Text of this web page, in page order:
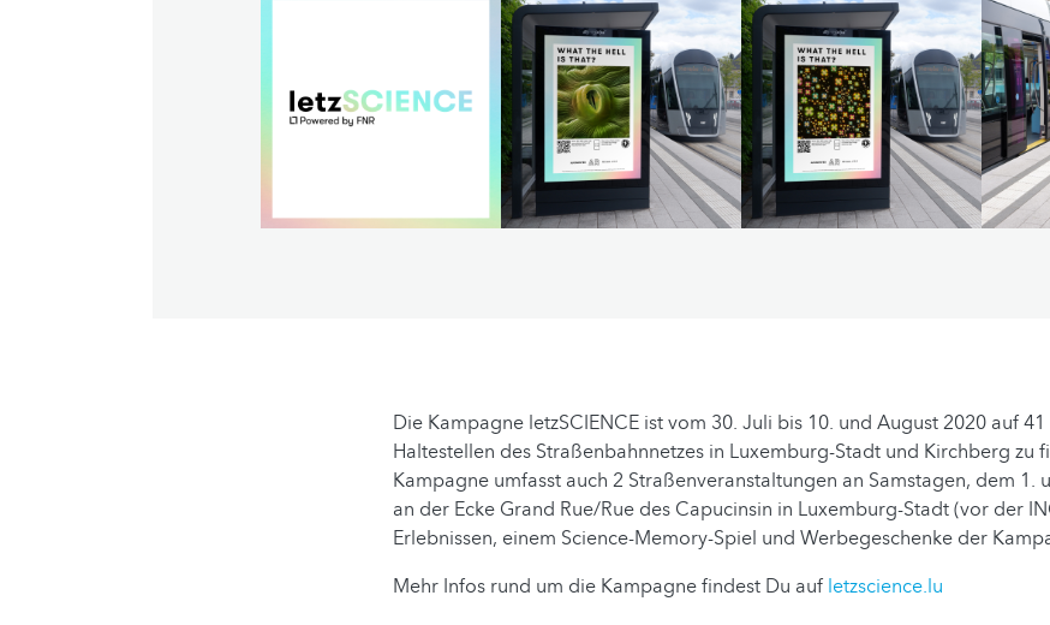
Die Kampagne letzSCIENCE ist vom 30. Juli bis 10. und August 2020 auf
Haltestellen des Straßenbahnnetzes in Luxemburg-Stadt und Kirchberg zu
Kampagne umfasst auch 2 Straßenveranstaltungen an Samstagen, dem 1.
an der Ecke Grand Rue/Rue des Capucinsin in Luxemburg-Stadt (vor der
Erlebnissen, einem Science-Memory-Spiel und Werbegeschenke der
Mehr Infos rund um die Kampagne findest Du auf letzscience.lu